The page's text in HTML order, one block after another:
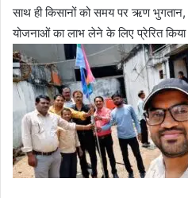
साथ ही किसानों को समय पर ऋण
योजनाओं का लाभ लेने के लिए प्रेरित किया